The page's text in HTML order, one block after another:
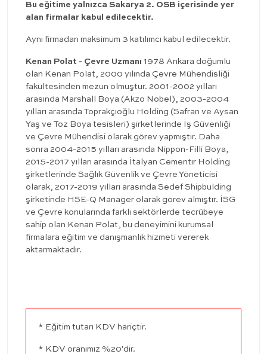
Bu eğitime yalnızca Sakarya 2. OSB içerisinde yer
alan firmalar kabul edilecektir.
Aynı firmadan maksimum 3 katılımcı kabul edilecektir.
Kenan Polat - Çevre Uzmanı 1978 Ankara doğumlu
olan Kenan Polat, 2000 yılında Çevre Mühendisliği
fakültesinden mezun olmuştur. 2001-2002 yılları
arasında Marshall Boya (Akzo Nobel), 2003-2004
yılları arasında Toprakçıoğlu Holding (Safran ve Aysan
Yaş ve Toz Boya tesisleri) şirketlerinde İş Güvenliği
ve Çevre Mühendisi olarak görev yapmıştır. Daha
sonra 2004-2015 yılları arasında Nippon-Filli Boya,
2015-2017 yılları arasında İtalyan Cementır Holding
şirketlerinde Sağlık Güvenlik ve Çevre Yöneticisi
olarak, 2017-2019 yılları arasında Sedef Shipbulding
şirketinde HSE-Q Manager olarak görev almıştır. İSG
ve Çevre konularında farklı sektörlerde tecrübeye
sahip olan Kenan Polat, bu deneyimini kurumsal
firmalara eğitim ve danışmanlık hizmeti vererek
aktarmaktadır.
* Eğitim tutarı KDV hariçtir.
* KDV oranımız %20'dir.